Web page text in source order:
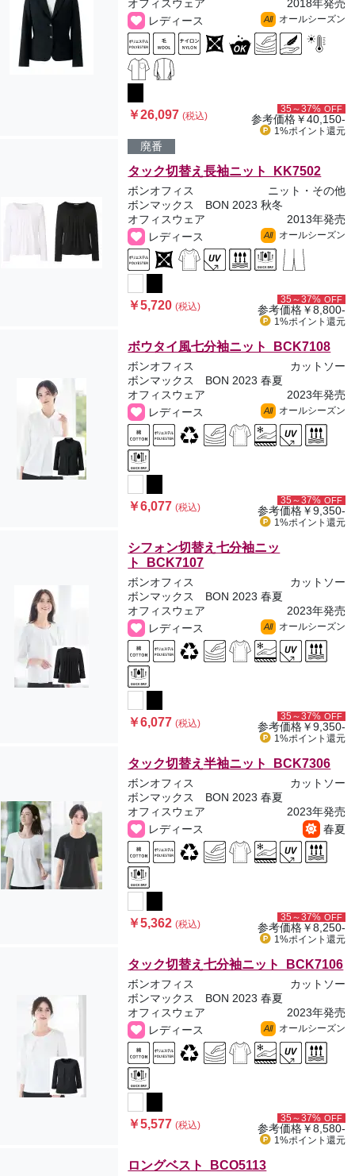
オフィスウェア
2018年発売
レディース
All オールシーズン
￥26,097(税込)
35～37% OFF
参考価格￥40,150-
1%ポイント 還元
廃番
タック切替え長袖ニット KK7502
ボンオフィス
ニット・その他
ボンマックス BON 2023 秋冬
オフィスウェア
2013年発売
レディース
All オールシーズン
￥5,720(税込)
35～37% OFF
参考価格￥8,800-
1%ポイント 還元
ボウタイ風七分袖ニット BCK7108
ボンオフィス
カットソー
ボンマックス BON 2023 春夏
オフィスウェア
2023年発売
レディース
All オールシーズン
￥6,077(税込)
35～37% OFF
参考価格￥9,350-
1%ポイント 還元
シフォン切替え七分袖ニッ
ト BCK7107
ボンオフィス
カットソー
ボンマックス BON 2023 春夏
オフィスウェア
2023年発売
レディース
All オールシーズン
￥6,077(税込)
35～37% OFF
参考価格￥9,350-
1%ポイント 還元
タック切替え半袖ニット BCK7306
ボンオフィス
カットソー
ボンマックス BON 2023 春夏
オフィスウェア
2023年発売
レディース
春夏
￥5,362(税込)
35～37% OFF
参考価格￥8,250-
1%ポイント 還元
タック切替え七分袖ニット BCK7106
ボンオフィス
カットソー
ボンマックス BON 2023 春夏
オフィスウェア
2023年発売
レディース
All オールシーズン
￥5,577(税込)
35～37% OFF
参考価格￥8,580-
1%ポイント 還元
ロングベスト BCO5113